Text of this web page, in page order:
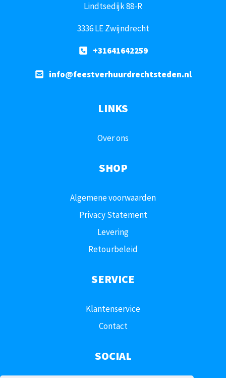
Lindtsedijk 88-R
3336 LE Zwijndrecht
+31641642259
info@feestverhuurdrechtsteden.nl
LINKS
Over ons
SHOP
Algemene voorwaarden
Privacy Statement
Levering
Retourbeleid
SERVICE
Klantenservice
Contact
SOCIAL